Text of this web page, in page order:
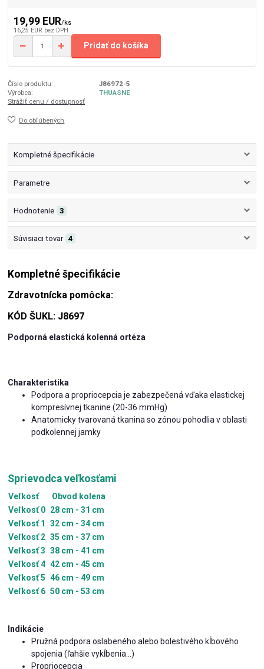
19,99 EUR/ks
16,25 EUR bez DPH
Pridať do košíka
Číslo produktu:
J86972-5
Výrobca:
THUASNE
Strážiť cenu / dostupnosť
Do obľúbených
Kompletné špecifikácie
Parametre
Hodnotenie 3
Súvisiaci tovar 4
Kompletné špecifikácie
Zdravotnícka pomôcka:
KÓD ŠUKL: J8697
Podporná elastická kolenná ortéza
Charakteristika
Podpora a propriocepcia je zabezpečená vďaka elastickej
kompresívnej tkanine (20-36 mmHg)
Anatomicky tvarovaná tkanina so zónou pohodlia v oblasti
podkolennej jamky
Sprievodca veľkosťami
Veľkosť
Obvod kolena
Veľkosť 0 28 cm - 31 cm
Veľkosť 1
32 cm - 34 cm
Veľkosť 2 35 cm - 37 cm
Veľkosť 3 38 cm - 41 cm
Veľkosť 4 42 cm - 45 cm
Veľkosť 5 46 cm - 49 cm
Veľkosť 6 50 cm - 53 cm
Indikácie
Pružná podpora oslabeného alebo bolestivého kĺbového
spojenia (ľahšie vykĺbenia...)
Propriocepcia